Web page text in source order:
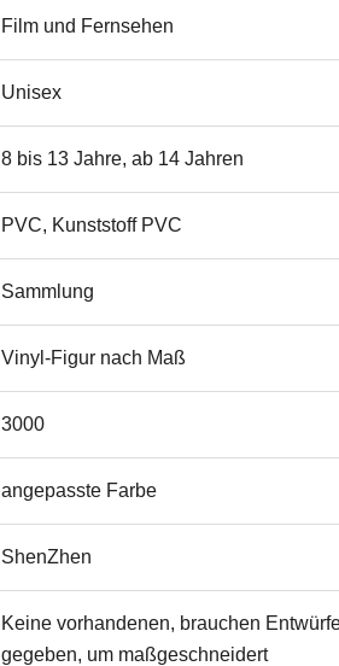
Film und Fernsehen
Unisex
8 bis 13 Jahre, ab 14 Jahren
PVC, Kunststoff PVC
Sammlung
Vinyl-Figur nach Maß
3000
angepasste Farbe
ShenZhen
Keine vorhandenen, brauchen
gegeben, um maßgeschneidert